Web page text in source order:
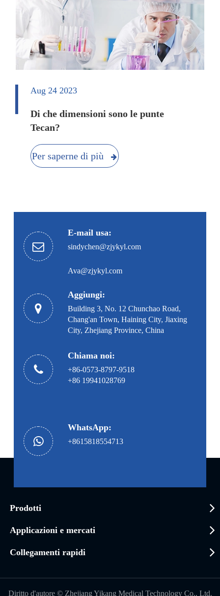
Aug 24 2023
Di che dimensioni sono le punte
Tecan?
Per saperne di più
E-mail usa:
sindychen@zjykyl.com
Ava@zjykyl.com
Aggiungi:
Building 3, No. 12 Chunchao Road,
Chang'an Town, Haining City, Jiaxing
City, Zhejiang Province, China
Chiama noi:
+86-0573-8797-9518
+86 19941028769
WhatsApp:
+8615818554713
Prodotti
Applicazioni e mercati
Collegamenti rapidi
Diritto d'autore © Zhejiang Yikang Medical Technology Co., Ltd.